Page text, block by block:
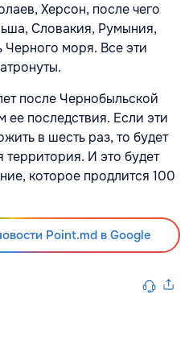
Херсон, после чего
Словакия, Румыния,
Черного моря. Все эти
после Чернобыльской
последствия. Если эти
в шесть раз, то будет
территория. И это будет
которое продлится 100
Point.md в Google